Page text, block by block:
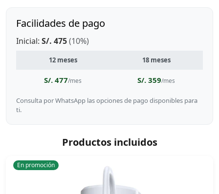
Facilidades de pago
Inicial: S/. 475(10%)
12 meses 18 meses
S/. 477/mes S/. 359/mes
Consulta por WhatsApp las opciones de pago disponibles para
ti.
Productos incluidos
En promoción